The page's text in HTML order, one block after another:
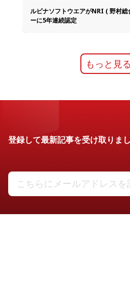
ルビナソフトウエアがNRI ( 野村
ーに5年連続認定
もっと見る
登録して最新記事を受け取りまし